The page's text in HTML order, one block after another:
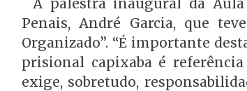
A palestra inaugural da
Penais, André Garcia, que
Organizado”. “É importante
prisional capixaba é
exige, sobretudo,